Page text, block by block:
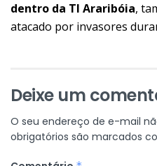
dentro da TI Araribóia,
atacado por invasores
Deixe um
O seu endereço de e-mail
obrigatórios são marcados